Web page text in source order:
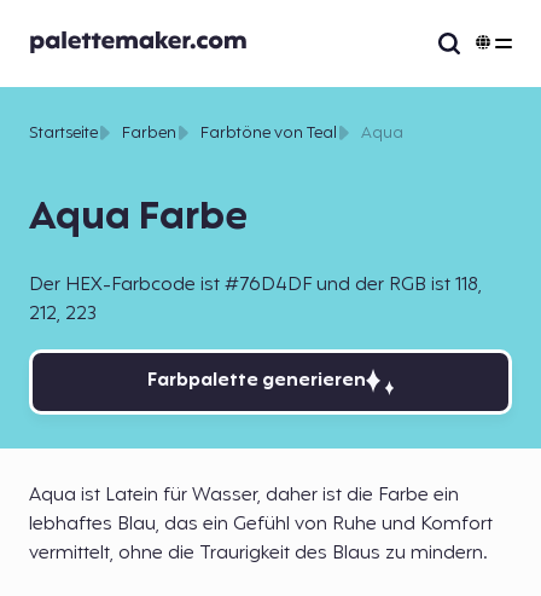
Aqua Farbe
Der HEX-Farbcode ist #76D4DF und der RGB ist 118,
212, 223
Startseite Farben Farbtöne von Teal Aqua
Farbpalette generieren
Aqua ist Latein für Wasser, daher ist die Farbe ein
lebhaftes Blau, das ein Gefühl von Ruhe und Komfort
vermittelt, ohne die Traurigkeit des Blaus zu mindern.